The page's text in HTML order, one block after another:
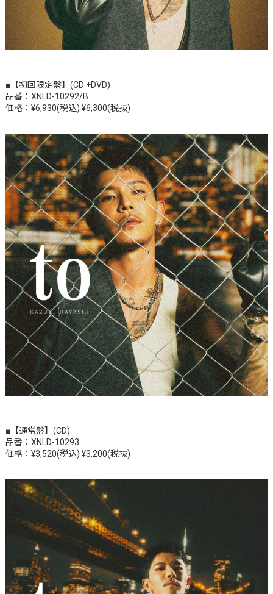
■【初回限定盤】(CD +DVD)
品番：XNLD-10292/B
価格：¥6,930(税込) ¥6,300(税抜)
■【通常盤】(CD)
品番：XNLD-10293
価格：¥3,520(税込) ¥3,200(税抜)